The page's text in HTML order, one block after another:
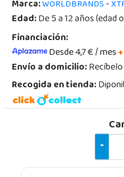
Marca:WORLDBRANDS-
Edad:De 5 a 12 años (edad
Financiación:
Desde 4,7 € / mes
Envío a domicilio:
Recogida en tienda:
-